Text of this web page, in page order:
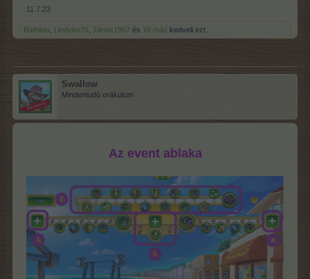
11.7.23
Bathilda Lindyke75 János1957 és 16 más kedveli ezt.
Swallow
Mindentudó orákulum
Az event ablaka